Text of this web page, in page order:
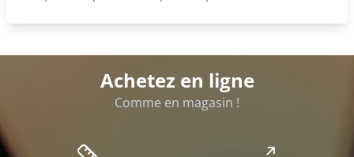
Achetez en ligne
Comme en magasin !